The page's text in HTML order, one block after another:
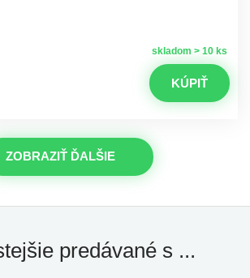
skladom > 10 ks
KÚPIŤ
ZOBRAZIŤ ĎALŠIE
predávané s ...